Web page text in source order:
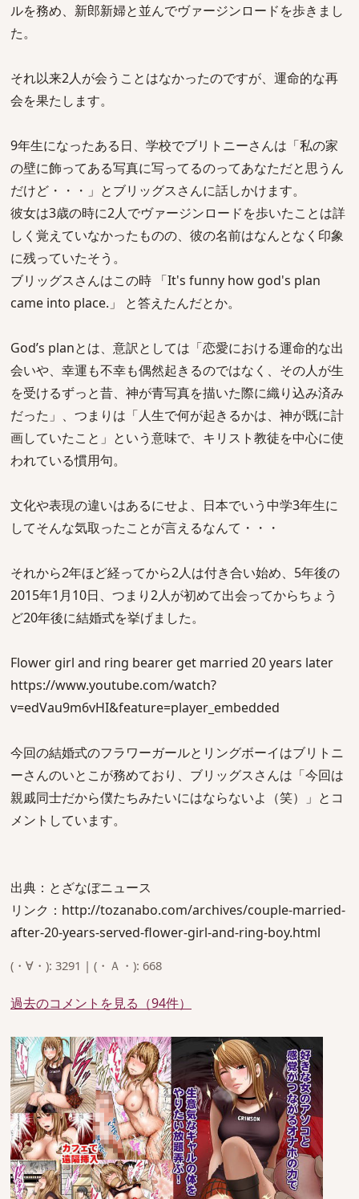
ルを務め、新郎新婦と並んでヴァージンロードを歩きまし
た。
それ以来2人が会うことはなかったのですが、運命的な再
会を果たします。
9年生になったある日、学校でブリトニーさんは「私の家
の壁に飾ってある写真に写ってるのってあなただと思うん
だけど・・・」とブリッグスさんに話しかけます。
彼女は3歳の時に2人でヴァージンロードを歩いたことは詳
しく覚えていなかったものの、彼の名前はなんとなく印象
に残っていたそう。
ブリッグスさんはこの時 「It's funny how god's plan
came into place.」 と答えたんだとか。
God’s planとは、意訳としては「恋愛における運命的な出
会いや、幸運も不幸も偶然起きるのではなく、その人が生
を受けるずっと昔、神が青写真を描いた際に織り込み済み
だった」、つまりは「人生で何が起きるかは、神が既に計
画していたこと」という意味で、キリスト教徒を中心に使
われている慣用句。
文化や表現の違いはあるにせよ、日本でいう中学3年生に
してそんな気取ったことが言えるなんて・・・
それから2年ほど経ってから2人は付き合い始め、5年後の
2015年1月10日、つまり2人が初めて出会ってからちょう
ど20年後に結婚式を挙げました。
Flower girl and ring bearer get married 20 years later
https://www.youtube.com/watch?
v=edVau9m6vHI&feature=player_embedded
今回の結婚式のフラワーガールとリングボーイはブリトニ
ーさんのいとこが務めており、ブリッグスさんは「今回は
親戚同士だから僕たちみたいにはならないよ（笑）」とコ
メントしています。
出典：とざなぼニュース
リンク：http://tozanabo.com/archives/couple-married-
after-20-years-served-flower-girl-and-ring-boy.html
(・∀・): 3291 | (・Ａ・): 668
過去のコメントを見る（94件）